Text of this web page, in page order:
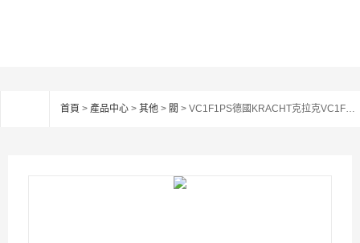
首頁 > 產品中心 > 其他 > 閥 > VC1F1PS德國KRACHT克拉克VC1F1PS流量計閥門